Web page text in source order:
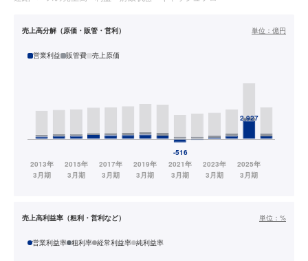
売上高分解（原価・販管・営利） 単位： 億円
営業利益 販管費 売上原価
売上高利益率（粗利・営利など） 単位： %
営業利益率 粗利率 経常利益率 純利益率